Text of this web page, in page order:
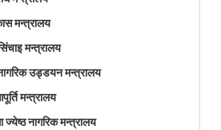
मन्त्रालय
मन्त्रालय
उड्डयन मन्त्रालय
मन्त्रालय
ज्येष्ठ नागरिक मन्त्रालय